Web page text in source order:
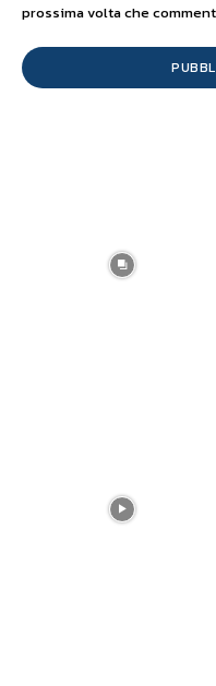
prossima volta che